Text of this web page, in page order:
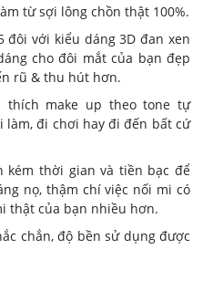
từ sợi lông chồn thật 100%.
đôi với kiểu dáng 3D đan xen
cho đôi mắt của bạn đẹp
rũ & thu hút hơn.
make up theo tone tự
làm, đi chơi hay đi đến bất cứ
kém thời gian và tiền bạc để
nọ, thậm chí việc nối mi có
thật của bạn nhiều hơn.
chắn, độ bền sử dụng được